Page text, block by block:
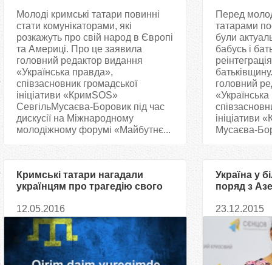
Молоді кримські татари повинні
стати комунікаторами, які
розкажуть про свій народ в Європі
та Америці. Про це заявила
головний редактор видання
«Українська правда»,
співзасновник громадської
ініціативи «КримSOS»
СевгільМусаєва-Боровик під час
дискусії на Міжнародному
молодіжному форумі «Майбутнє...
Перед
татарами
були
бабусь і
головний
ініціативи
Мусаєва-
Кримські татари нагадали
українцям про трагедію свого
12.05.2016
Україна у
поряд з
23.12.2015